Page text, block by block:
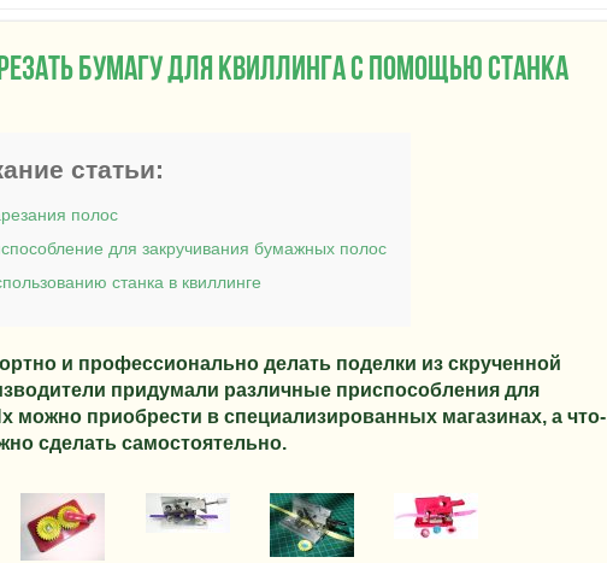
бумагу для квиллинга с помощью станка
статьи:
полос
для закручивания бумажных полос
станка в квиллинге
и профессионально делать поделки из скрученной
придумали различные приспособления для
можно приобрести в специализированных магазинах, а что-
сделать самостоятельно.